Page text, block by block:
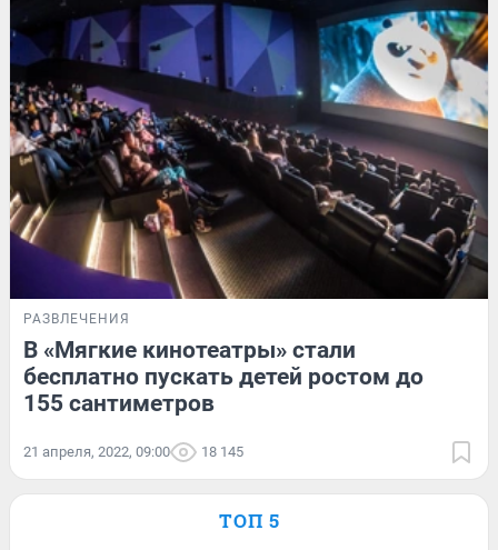
РАЗВЛЕЧЕНИЯ
В «Мягкие кинотеатры» стали
бесплатно пускать детей ростом до
155 сантиметров
21 апреля, 2022, 09:00 18 145
ТОП 5